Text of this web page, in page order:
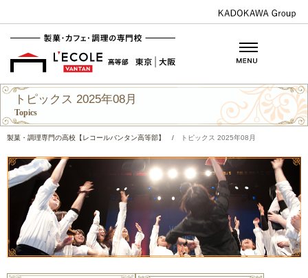
トピックス 2025年08月
Topics
製菓・調理専門の高校【レコールバンタン高等部】 / トピックス 2025年08月